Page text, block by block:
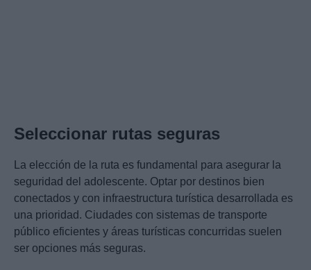
Seleccionar rutas seguras
La elección de la ruta es fundamental para asegurar la
seguridad del adolescente. Optar por destinos bien
conectados y con infraestructura turística desarrollada es
una prioridad. Ciudades con sistemas de transporte
público eficientes y áreas turísticas concurridas suelen
ser opciones más seguras.